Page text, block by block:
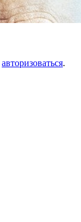
авторизоваться.